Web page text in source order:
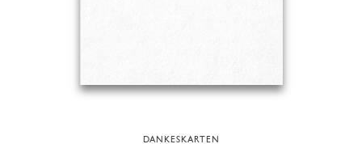
DANKESKARTEN